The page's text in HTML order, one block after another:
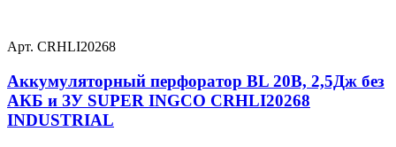
Арт. CRHLI20268
Аккумуляторный перфоратор BL 20В, 2,5Дж без
АКБ и ЗУ SUPER INGCO CRHLI20268
INDUSTRIAL